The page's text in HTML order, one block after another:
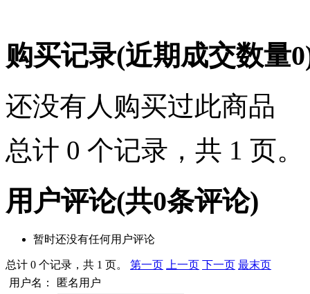
购买记录(近期成交数量0
还没有人购买过此商品
总计 0 个记录，共 1 页。
用户评论(共0条评论)
暂时还没有任何用户评论
总计 0 个记录，共 1 页。 第一页 上一页 下一页 最末页
用户名：
匿名用户